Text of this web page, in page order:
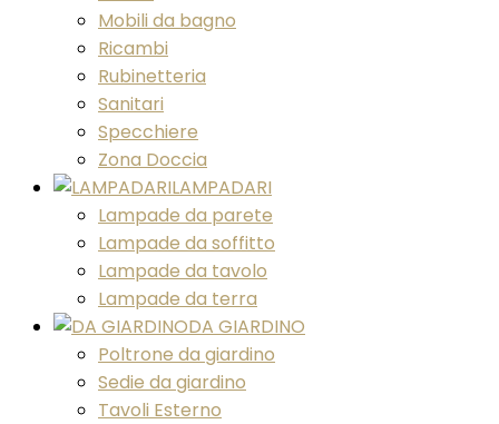
Mobili da bagno
Ricambi
Rubinetteria
Sanitari
Specchiere
Zona Doccia
LAMPADARI
Lampade da parete
Lampade da soffitto
Lampade da tavolo
Lampade da terra
DA GIARDINO
Poltrone da giardino
Sedie da giardino
Tavoli Esterno